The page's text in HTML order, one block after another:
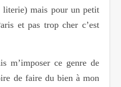
mais pour un petit
et pas trop cher c’est
m’imposer ce genre de
de faire du bien à mon